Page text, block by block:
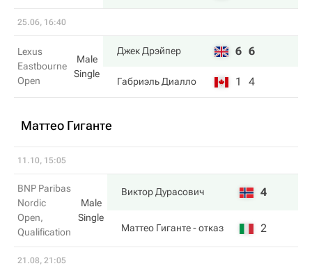
25.06, 16:40
Lexus
Eastbourne
Open
Male
Single
Джек Дрэйпер 6 6
Габриэль Диалло 1 4
Маттео Гиганте
11.10, 15:05
BNP Paribas
Nordic
Open,
Qualification
Male
Single
Виктор Дурасович 4
Маттео Гиганте- отказ 2
21.08, 21:05